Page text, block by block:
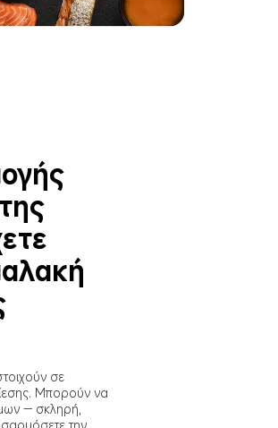
σε
Μπορούν να
— σκληρή,